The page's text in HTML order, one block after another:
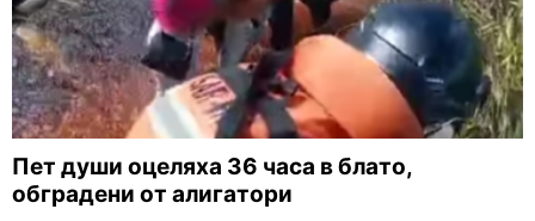
Пет души оцеляха 36 часа в блато,
обградени от алигатори